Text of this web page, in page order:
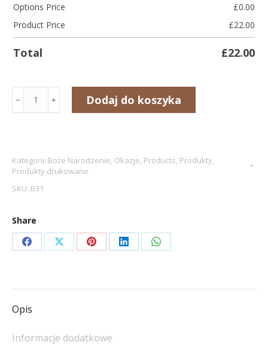
Options Price £0.00
Product Price
£22.00
Total £22.00
Drewniane
Piwo
z
Personalizacją
Prezent
﹣ ﹢ Dodaj do koszyka
Kategorii: Boże Narodzenie, Okazje, Products, Produkty,
Produkty drukowane
SKU: B31
Share
Share
Facebook
Share
X
Share
Pinterest
Share
LinkedIn
Share
WhatsApp
Opis
Informacje dodatkowe